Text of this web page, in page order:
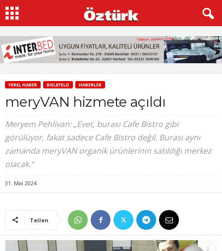
YEREL HABER BIELEFELD HABERLER
meryVAN hizmete açıldı
Meryem Pehlivan: „Evet, burası Cafe Bistro gibi
görülüyor, fakat sadece Cafe Bistro değil. Burası aynı
zamanda meryVAN organik ürünlerinin satıldığı merkez
olacak.“
31. Mai 2024
Teilen